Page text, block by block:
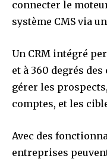
connecter le
système CMS via
Un CRM intégré
et à 360 degrés
gérer les
comptes, et les
Avec des
entreprises